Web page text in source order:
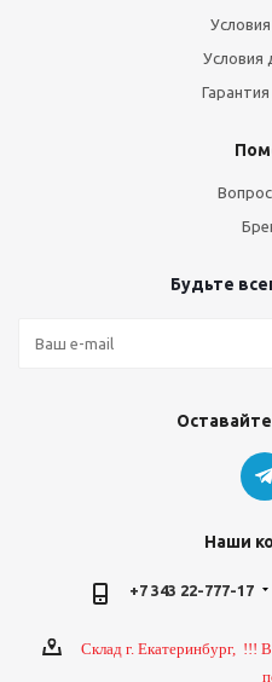
Условия
Будьте
Наши
+7 343 22-777-17
Склад г. Екатеринбург, !!!